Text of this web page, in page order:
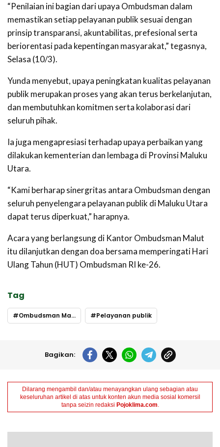
“Penilaian ini bagian dari upaya Ombudsman dalam
memastikan setiap pelayanan publik sesuai dengan
prinsip transparansi, akuntabilitas, prefesional serta
beriorentasi pada kepentingan masyarakat,” tegasnya,
Selasa (10/3).
Yunda menyebut, upaya peningkatan kualitas pelayanan
publik merupakan proses yang akan terus berkelanjutan,
dan membutuhkan komitmen serta kolaborasi dari
seluruh pihak.
Ia juga mengapresiasi terhadap upaya perbaikan yang
dilakukan kementerian dan lembaga di Provinsi Maluku
Utara.
“Kami berharap sinergritas antara Ombudsman dengan
seluruh penyelengara pelayanan publik di Maluku Utara
dapat terus diperkuat,” harapnya.
Acara yang berlangsung di Kantor Ombudsman Malut
itu dilanjutkan dengan doa bersama memperingati Hari
Ulang Tahun (HUT) Ombudsman RI ke-26.
Tag
Ombudsman Malut Pelayanan publik
Bagikan:
Dilarang mengambil dan/atau menayangkan ulang sebagian atau
keseluruhan artikel di atas untuk konten akun media sosial komersil
tanpa seizin redaksi Pojoklima.com.